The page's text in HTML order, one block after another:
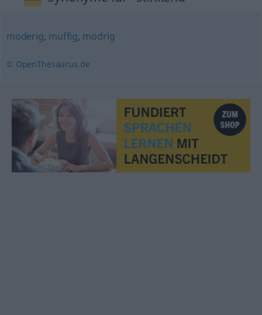
moderig, muffig, modrig
© OpenThesaurus.de